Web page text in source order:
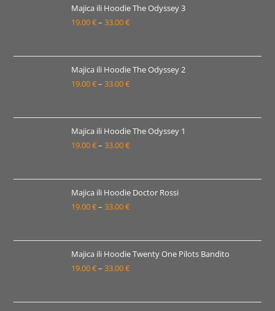
19.00 €
do
Majica ili Hoodie The Odyssey 3
19.00€– 33.00€Raspon
19.00 €
do
Majica ili Hoodie The Odyssey 2
19.00€– 33.00€Raspon
19.00 €
do
Majica ili Hoodie The Odyssey 1
19.00€– 33.00€Raspon
19.00 €
do
Majica ili Hoodie Doctor Rossi
19.00€– 33.00€Raspon
19.00 €
do
Majica ili Hoodie Twenty One Pilots Bandito
19.00€– 33.00€Raspon